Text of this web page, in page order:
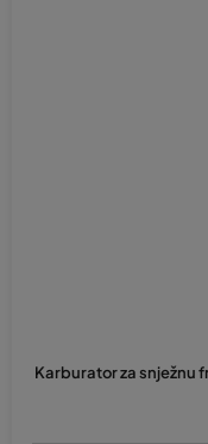
Karburator za snježnu